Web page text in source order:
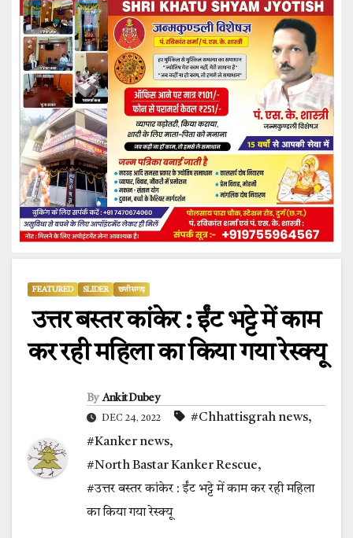
FEATURED SLIDER छत्तीसगढ़
उत्तर बस्तर कांकेर : ईंट भट्टे में काम
कर रही महिला का किया गया रेस्क्यू
By Ankit Dubey
DEC 24, 2022 #Chhattisgrah news,
#Kanker news,
#North Bastar Kanker Rescue,
#उत्तर बस्तर कांकेर : ईंट भट्टे में काम कर रही महिला
का किया गया रेस्क्यू